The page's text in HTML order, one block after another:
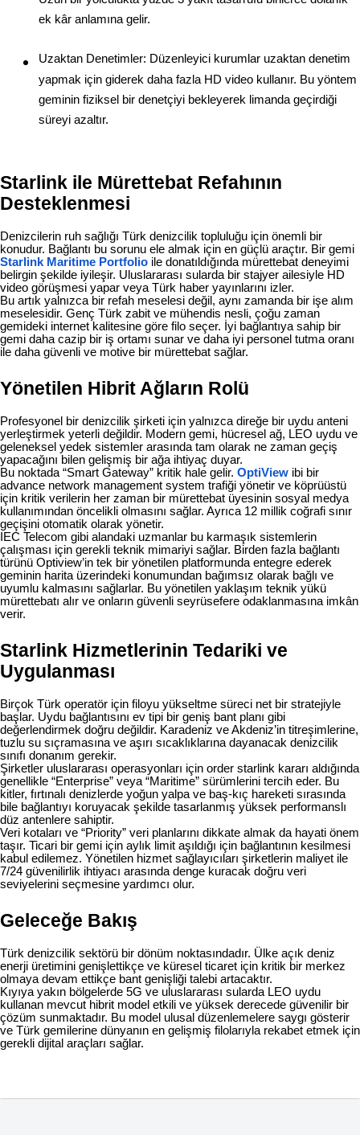
ek kâr anlamına gelir.
Uzaktan Denetimler: Düzenleyici kurumlar uzaktan denetim
yapmak için giderek daha fazla HD video kullanır. Bu yöntem
geminin fiziksel bir denetçiyi bekleyerek limanda geçirdiği
süreyi azaltır.
Starlink ile Mürettebat Refahının
Desteklenmesi
Denizcilerin ruh sağlığı Türk denizcilik topluluğu için önemli bir
konudur. Bağlantı bu sorunu ele almak için en güçlü araçtır. Bir gemi
Starlink Maritime Portfolio ile donatıldığında mürettebat deneyimi
belirgin şekilde iyileşir. Uluslararası sularda bir stajyer ailesiyle HD
video görüşmesi yapar veya Türk haber yayınlarını izler.
Bu artık yalnızca bir refah meselesi değil, aynı zamanda bir işe alım
meselesidir. Genç Türk zabit ve mühendis nesli, çoğu zaman
gemideki internet kalitesine göre filo seçer. İyi bağlantıya sahip bir
gemi daha cazip bir iş ortamı sunar ve daha iyi personel tutma oranı
ile daha güvenli ve motive bir mürettebat sağlar.
Yönetilen Hibrit Ağların Rolü
Profesyonel bir denizcilik şirketi için yalnızca direğe bir uydu anteni
yerleştirmek yeterli değildir. Modern gemi, hücresel ağ, LEO uydu ve
geleneksel yedek sistemler arasında tam olarak ne zaman geçiş
yapacağını bilen gelişmiş bir ağa ihtiyaç duyar.
Bu noktada “Smart Gateway” kritik hale gelir. OptiView ibi bir
advance network management system trafiği yönetir ve köprüüstü
için kritik verilerin her zaman bir mürettebat üyesinin sosyal medya
kullanımından öncelikli olmasını sağlar. Ayrıca 12 millik coğrafi sınır
geçişini otomatik olarak yönetir.
IEC Telecom gibi alandaki uzmanlar bu karmaşık sistemlerin
çalışması için gerekli teknik mimariyi sağlar. Birden fazla bağlantı
türünü Optiview’in tek bir yönetilen platformunda entegre ederek
geminin harita üzerindeki konumundan bağımsız olarak bağlı ve
uyumlu kalmasını sağlarlar. Bu yönetilen yaklaşım teknik yükü
mürettebatı alır ve onların güvenli seyrüsefere odaklanmasına imkân
verir.
Starlink Hizmetlerinin Tedariki ve
Uygulanması
Birçok Türk operatör için filoyu yükseltme süreci net bir stratejiyle
başlar. Uydu bağlantısını ev tipi bir geniş bant planı gibi
değerlendirmek doğru değildir. Karadeniz ve Akdeniz’in titreşimlerine,
tuzlu su sıçramasına ve aşırı sıcaklıklarına dayanacak denizcilik
sınıfı donanım gerekir.
Şirketler uluslararası operasyonları için order starlink kararı aldığında
genellikle “Enterprise” veya “Maritime” sürümlerini tercih eder. Bu
kitler, fırtınalı denizlerde yoğun yalpa ve baş-kıç hareketi sırasında
bile bağlantıyı koruyacak şekilde tasarlanmış yüksek performanslı
düz antenlere sahiptir.
Veri kotaları ve “Priority” veri planlarını dikkate almak da hayati önem
taşır. Ticari bir gemi için aylık limit aşıldığı için bağlantının kesilmesi
kabul edilemez. Yönetilen hizmet sağlayıcıları şirketlerin maliyet ile
7/24 güvenilirlik ihtiyacı arasında denge kuracak doğru veri
seviyelerini seçmesine yardımcı olur.
Geleceğe Bakış
Türk denizcilik sektörü bir dönüm noktasındadır. Ülke açık deniz
enerji üretimini genişlettikçe ve küresel ticaret için kritik bir merkez
olmaya devam ettikçe bant genişliği talebi artacaktır.
Kıyıya yakın bölgelerde 5G ve uluslararası sularda LEO uydu
kullanan mevcut hibrit model etkili ve yüksek derecede güvenilir bir
çözüm sunmaktadır. Bu model ulusal düzenlemelere saygı gösterir
ve Türk gemilerine dünyanın en gelişmiş filolarıyla rekabet etmek için
gerekli dijital araçları sağlar.